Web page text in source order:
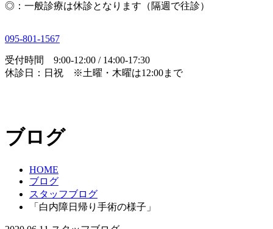
◎ ：一般診療は休診となります（隔週で往診）
095-801-1567
受付時間 9:00-12:00 / 14:00-17:30
休診日：日祝 ※土曜・木曜は12:00まで
ブログ
HOME
ブログ
スタッフブログ
「白内障日帰り手術の様子」